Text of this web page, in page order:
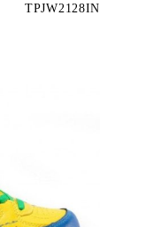
TPJW2128IN